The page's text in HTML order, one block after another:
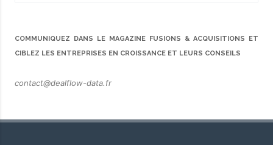
COMMUNIQUEZ DANS LE MAGAZINE FUSIONS & ACQUISITIONS ET
CIBLEZ LES ENTREPRISES EN CROISSANCE ET LEURS CONSEILS
contact@dealflow-data.fr